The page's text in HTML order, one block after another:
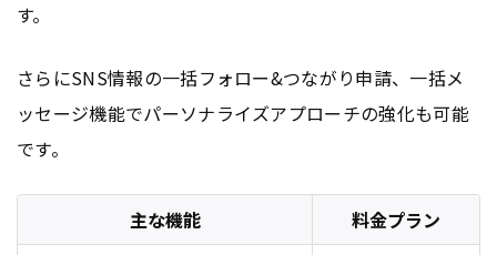
す。
さらにSNS情報の一括フォロー&つながり申請、一括メ
ッセージ機能でパーソナライズアプローチの強化も可能
です。
主な機能
料金プラン